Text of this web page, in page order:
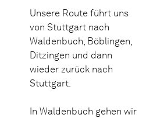
Unsere Route führt uns
von Stuttgart nach
Waldenbuch, Böblingen,
Ditzingen und dann
wieder zurück nach
Stuttgart.
In Waldenbuch gehen wir